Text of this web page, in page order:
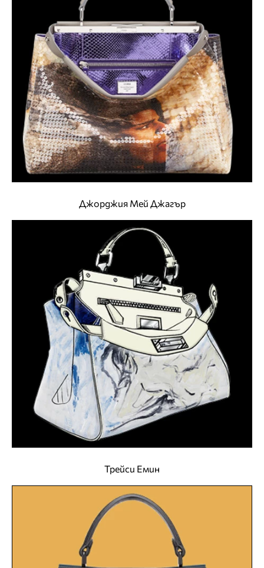
Джорджия Мей Джагър
Трейси Емин